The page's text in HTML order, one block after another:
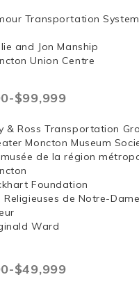
Transportation
and Jon Manship
Union Centre
$99,999
& Ross Transportation
Moncton Museum
de la région
Foundation
Religieuses de Notre-
Ward
$49,999